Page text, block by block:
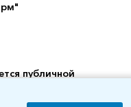
публичной
среднюю стоимость
(по данным нашего